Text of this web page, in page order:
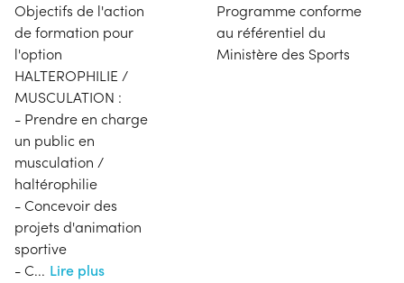
Objectifs de l'action
de formation pour
l'option
HALTEROPHILIE /
MUSCULATION :
- Prendre en charge
un public en
musculation /
haltérophilie
- Concevoir des
projets d'animation
sportive
- C... Lire plus
Programme conforme
au référentiel du
Ministère des Sports